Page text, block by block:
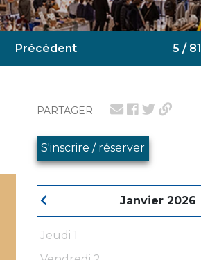
Précédent 5 / 81
PARTAGER
S'inscrire / réserver
Janvier 2026
Jeudi 1